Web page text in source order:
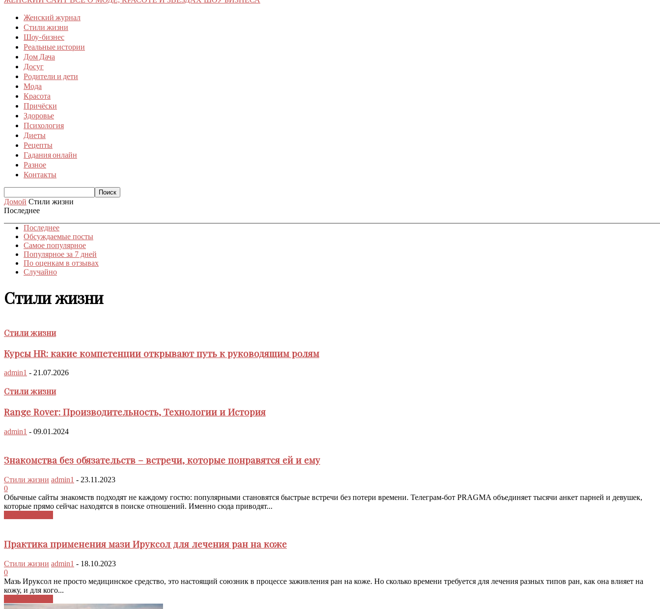
Женский журнал
Стили жизни
Шоу-бизнес
Реальные истории
Дом Дача
Досуг
Родители и дети
Мода
Красота
Причёски
Здоровье
Психология
Диеты
Рецепты
Гадания онлайн
Разное
Контакты
Домой Стили жизни
Последнее
Последнее
Обсуждаемые посты
Самое популярное
Популярное за 7 дней
По оценкам в отзывах
Случайно
Стили жизни
Стили жизни
Курсы HR: какие компетенции открывают путь к руководящим ролям
admin1 - 21.07.2026
Стили жизни
Range Rover: Производительность, Технологии и История
admin1 - 09.01.2024
Знакомства без обязательств – встречи, которые понравятся ей и ему
Стили жизни admin1 - 23.11.2023
0
Обычные сайты знакомств подходят не каждому гостю: популярными становятся быстрые встречи без потери времени. Телеграм-бот PRAGMA объединяет тысячи анкет парней и девушек,
которые прямо сейчас находятся в поиске отношений. Именно сюда приводят...
Практика применения мази Ируксол для лечения ран на коже
Стили жизни admin1 - 18.10.2023
0
Мазь Ируксол не просто медицинское средство, это настоящий союзник в процессе заживления ран на коже. Но сколько времени требуется для лечения разных типов ран, как она влияет на
кожу, и для кого...